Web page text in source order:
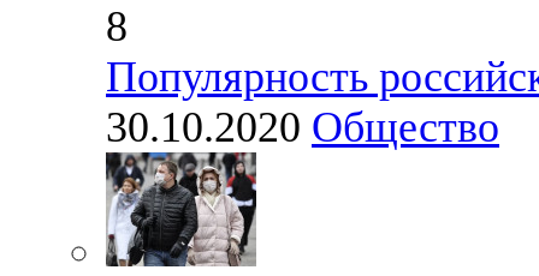
8
Популярность
30.10.2020 Общество